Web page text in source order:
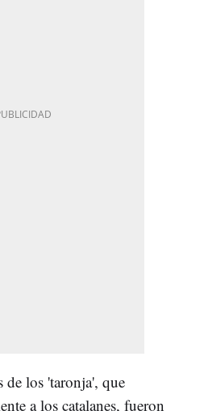
de los 'taronja', que
a los catalanes, fueron